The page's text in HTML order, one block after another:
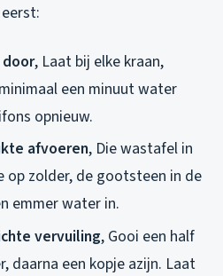
, Laat bij elke kraan,
een minuut water
opnieuw.
afvoeren, Die wastafel in
op zolder, de gootsteen in de
emmer water in.
vervuiling, Gooi een half
daarna een kopje azijn. Laat